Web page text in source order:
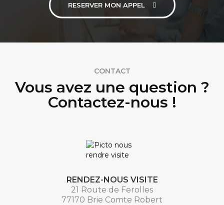
RESERVER MON APPEL
CONTACT
Vous avez une question ?
Contactez-nous !
RENDEZ-NOUS VISITE
21 Route de Ferolles
77170 Brie Comte Robert